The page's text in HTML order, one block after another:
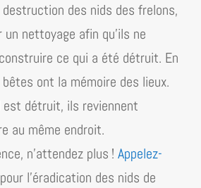
destruction des nids des frelons,
nettoyage afin qu’ils ne
ce qui a été détruit. En
ont la mémoire des lieux.
détruit, ils reviennent
au même endroit.
n’attendez plus ! Appelez-
l’éradication des nids de